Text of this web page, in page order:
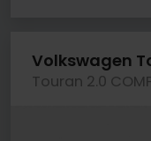
Volkswagen